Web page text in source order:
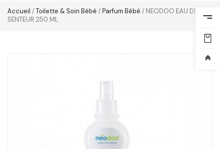
Accueil /Toilette & Soin Bébé /Parfum Bébé / NEODOO EAU DE
SENTEUR 250 ML